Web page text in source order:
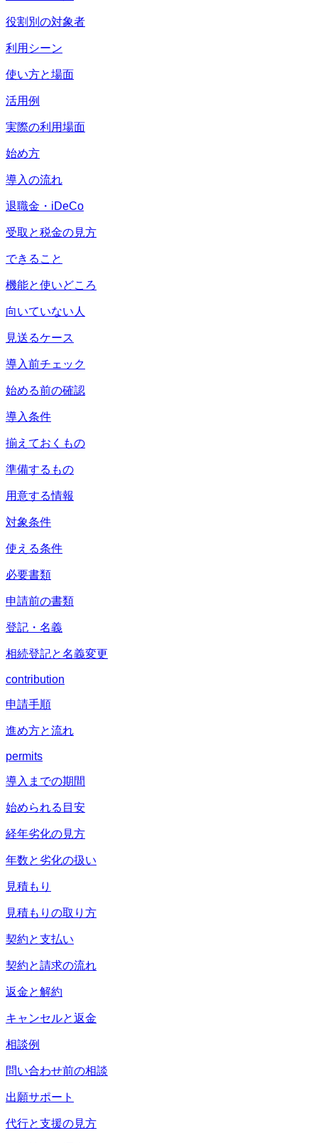
役割別の対象者
利用シーン
使い方と場面
活用例
実際の利用場面
始め方
導入の流れ
退職金・iDeCo
受取と税金の見方
できること
機能と使いどころ
向いていない人
見送るケース
導入前チェック
始める前の確認
導入条件
揃えておくもの
準備するもの
用意する情報
対象条件
使える条件
必要書類
申請前の書類
登記・名義
相続登記と名義変更
contribution
申請手順
進め方と流れ
permits
導入までの期間
始められる目安
経年劣化の見方
年数と劣化の扱い
見積もり
見積もりの取り方
契約と支払い
契約と請求の流れ
返金と解約
キャンセルと返金
相談例
問い合わせ前の相談
出願サポート
代行と支援の見方